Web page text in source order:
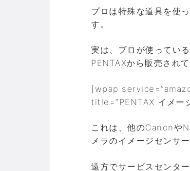
プロは特殊な道具を使
す。
実は、プロが使ってい
PENTAXから販売されて
[wpap
title=”PENTAX イメー
これは、他のCanonや
メラのイメージセンサ
遠方でサービスセンタ